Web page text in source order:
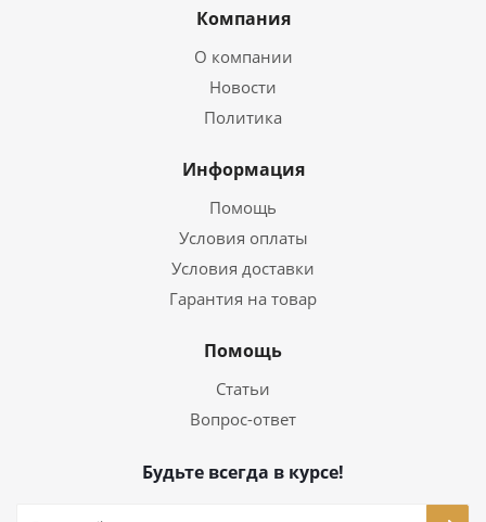
Компания
О компании
Новости
Политика
Информация
Помощь
Условия оплаты
Условия доставки
Гарантия на товар
Помощь
Статьи
Вопрос-ответ
Будьте всегда в курсе!